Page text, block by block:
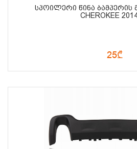
ᲡᲞᲝᲘᲚᲔᲠᲘ ᲬᲘᲜᲐ ᲑᲐᲛᲞᲔᲠᲘᲡ
CHEROKEE
25₾